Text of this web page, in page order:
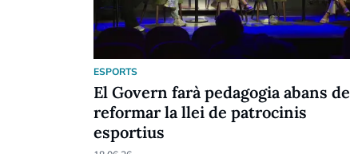
ESPORTS
El Govern farà pedagogia abans de
reformar la llei de patrocinis
esportius